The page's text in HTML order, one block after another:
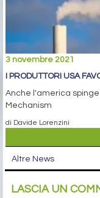
3 novembre 2021
I PRODUTTORI USA
Anche l'america
Mechanism
di Davide Lorenzini
Altre News
LASCIA UN